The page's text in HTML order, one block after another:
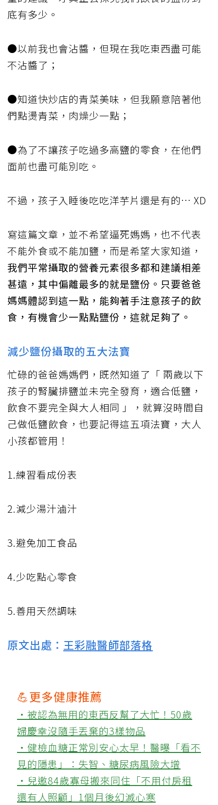
底有多少。
●以前我也會沾醬，但現在我吃東西盡可能
不沾醬了；
●知道快炒店的青菜美味，但我願意陪著他
們點燙青菜，肉燥少一點；
●為了不讓孩子吃過多高鹽的零食，在他們
面前也盡可能別吃。
不過，孩子入睡後吃吃洋芋片還是有的… XD
寫這篇文章，並不希望逼死媽媽，也不代表
不能外食或不能加鹽，而是希望大家知道，
我們平常攝取的營養元素很多都和建議相差
甚遠，其中偏離最多的就是鹽份。只要爸爸
媽媽體認到這一點，能夠著手注意孩子的飲
食，有機會少一點點鹽份，這就足夠了。
減少鹽份攝取的五大法寶
忙碌的爸爸媽媽們，既然知道了「 兩歲以下
孩子的腎臟排鹽並未完全發育，適合低鹽，
飲食不要完全與大人相同 」，就算沒時間自
己做低鹽飲食，也要記得這五項法寶，大人
小孩都管用！
1.練習看成份表
2.減少湯汁滷汁
3.避免加工食品
4.少吃點心零食
5.善用天然調味
原文出處： 王彩融醫師部落格
💪更多健康推薦
‧被認為無用的東西反幫了大忙！50歲
婦慶幸沒隨手丟棄的3樣物品
‧健檢血糖正常別安心太早！醫曝「看不
見的隱患」：失智、糖尿病風險大增
‧兒邀84歲寡母搬來同住「不用付房租
還有人照顧」1個月後幻滅心寒